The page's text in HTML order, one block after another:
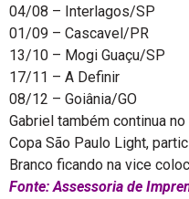
04/08 – Interlagos/SP
01/09 – Cascavel/PR
13/10 – Mogi Guaçu/SP
17/11 – A Definir
08/12 – Goiânia/GO
Gabriel também continua
Copa São Paulo Light,
Branco ficando na vice
Fonte: Assessoria de